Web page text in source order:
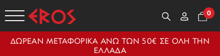
0
ΔΩΡΕΑΝ ΜΕΤΑΦΟΡΙΚΑ ΑΝΩ ΤΩΝ 50€ ΣΕ ΟΛΗ ΤΗΝ
ΕΛΛΑΔΑ